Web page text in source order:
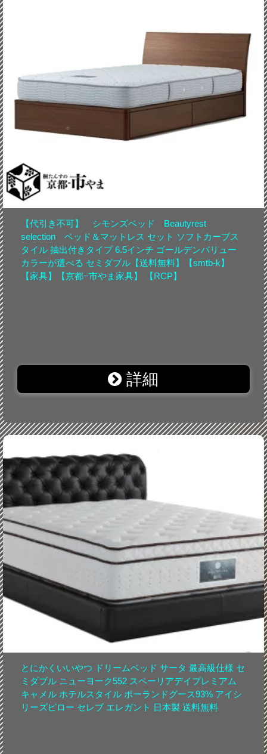
【代引き不可】 シモンズベッド Beautyrest
selection ベッド＆マットレス セット ソフトカーブス
タイル 抽出付きタイプ 6.5インチ ゴールデンバリュー
カラーが選べる セミダブル【送料無料】【smtb-k】
【家具】【京都−市やま家具】 【RCP】
詳細
とにかくいいやつ ドリームベッド サータ 最高級仕様 セ
ミダブル ニューヨーク552 スペーリアデイプレミアム
キャメル ホテルスタイル ポーランドグース93% アイシ
リーズピロー セレブ エレガント 日本製 送料無料